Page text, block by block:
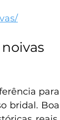
para
bridal. Boa